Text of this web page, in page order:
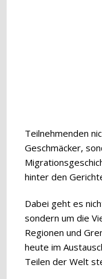
Teilnehmenden
Geschmäcker,
hinter den
Dabei geht es
sondern um die
Regionen und
heute im
Teilen der Welt